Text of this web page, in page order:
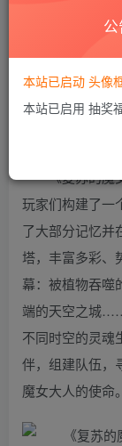
指南，下面就
《复苏的魔
玩家们构建了一
了大部分记忆并
塔，丰富多彩、
幕：被植物吞噬
端的天空之城
不同时空的灵
伴，组建队伍，
魔女大人的使命。
本站已启动 头像
本站已启用 抽奖